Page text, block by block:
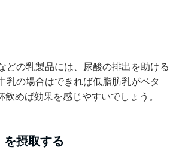
どの乳製品には、尿酸の排出を助ける
乳の場合はできれば低脂肪乳がベタ
飲めば効果を感じやすいでしょう。
を摂取する